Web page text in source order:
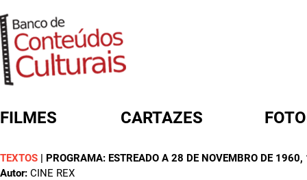
FILMES CARTAZES
TEXTOS | PROGRAMA: ESTREADO A 28 DE NOVEMBRO DE 1960,
Autor: CINE REX
FORMULÁRIO DE BUSCA